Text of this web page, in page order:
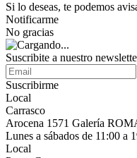
Si lo deseas, te podemos
Notificarme
No gracias
Suscribite a nuestro
Suscribirme
Local
Carrasco
Arocena 1571 Galería
Lunes a sábados de 11:00 a
Local